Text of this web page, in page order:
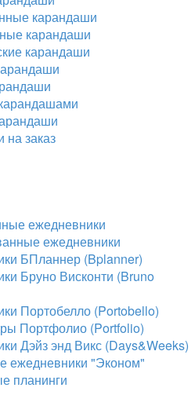
карандаши
карандаши
карандаши
на заказ
ежедневники
ежедневники
БПланнер (Bplanner)
Бруно Висконти (Bruno
Портобелло (Portobello)
Портфолио (Portfolio)
Дэйз энд Викс (Days&Weeks)
ежедневники "Эконом"
планинги